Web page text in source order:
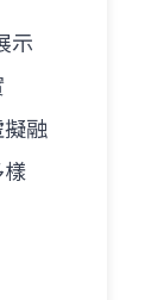
示
融
樣